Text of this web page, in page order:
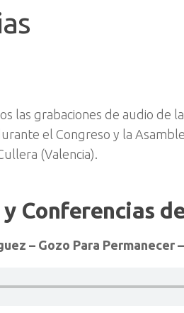
las grabaciones de audio de
el Congreso y la
(Valencia).
Conferencias
– Gozo Para Permanecer